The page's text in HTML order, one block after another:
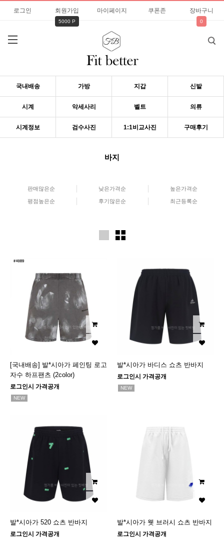
로그인 회원가입
5000 P
마이페이지 쿠폰존 장바구니
0
국내배송 가방 지갑 신발
시계 악세사리 벨트 의류
시계정보 검수사진 1:1비교사진 구매후기
바지
판매많은순 낮은가격순 높은가격순
평점높은순 후기많은순 최근등록순
[국내배송] 발*시아가 페인팅 로고
자수 하프팬츠 (2color)
로그인시 가격공개
NEW
발*시아가 바디스 쇼츠 반바지
로그인시 가격공개
NEW
발*시아가 520 쇼츠 반바지
로그인시 가격공개
발*시아가 웻 브러시 쇼츠 반바지
로그인시 가격공개